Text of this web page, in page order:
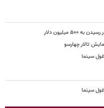
میلیون دلار
تالار چهارسو
سینما
سینما